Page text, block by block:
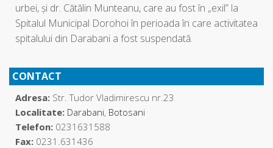
urbei, şi dr. Cătălin Munteanu, care au fost în „exil” la
Spitalul Municipal Dorohoi în perioada în care activitatea
spitalului din Darabani a fost suspendată.
CONTACT
Adresa: Str. Tudor Vladimirescu nr.23
Localitate: Darabani, Botosani
Telefon: 0231631588
Fax: 0231.631436